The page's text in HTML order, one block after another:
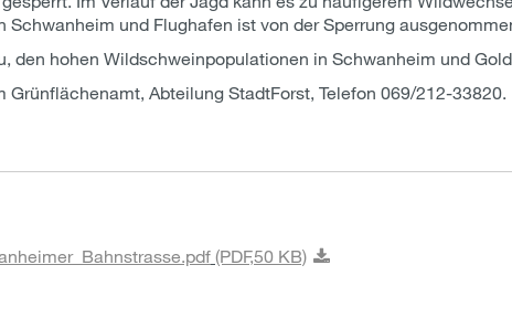
und Flughafen ist von der Sperrung
den hohen Wildschweinpopulationen in Schwanheim und
Abteilung StadtForst, Telefon 069/212-33820.
(PDF,50 KB)